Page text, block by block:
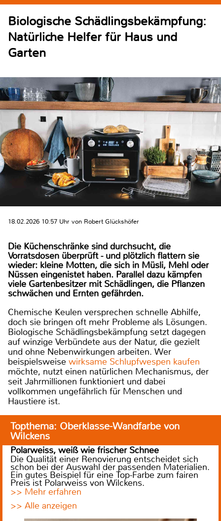
Biologische Schädlingsbekämpfung:
Natürliche Helfer für Haus und
Garten
18.02.2026 10:57 Uhr von Robert Glückshöfer
Die Küchenschränke sind durchsucht, die
Vorratsdosen überprüft - und plötzlich flattern sie
wieder: kleine Motten, die sich in Müsli, Mehl oder
Nüssen eingenistet haben. Parallel dazu kämpfen
viele Gartenbesitzer mit Schädlingen, die Pflanzen
schwächen und Ernten gefährden.
Chemische Keulen versprechen schnelle Abhilfe,
doch sie bringen oft mehr Probleme als Lösungen.
Biologische Schädlingsbekämpfung setzt dagegen
auf winzige Verbündete aus der Natur, die gezielt
und ohne Nebenwirkungen arbeiten. Wer
beispielsweise wirksame Schlupfwespen kaufen
möchte, nutzt einen natürlichen Mechanismus, der
seit Jahrmillionen funktioniert und dabei
vollkommen ungefährlich für Menschen und
Haustiere ist.
Topthema: Oberklasse-Wandfarbe von
Wilckens
Polarweiss, weiß wie frischer Schnee
Die Qualität einer Renovierung entscheidet sich
schon bei der Auswahl der passenden Materialien.
Ein gutes Beispiel für eine Top-Farbe zum fairen
Preis ist Polarweiss von Wilckens.
>> Mehr erfahren
>> Alle anzeigen